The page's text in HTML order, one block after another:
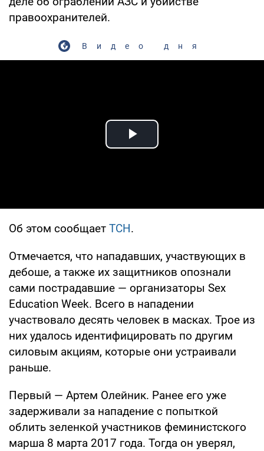
правоохранителей.
Видео дня
Play Video
Об этом сообщает ТСН.
Отмечается, что нападавших, участвующих в
дебоше, а также их защитников опознали
сами пострадавшие — организаторы Sex
Education Week. Всего в нападении
участвовало десять человек в масках. Трое из
них удалось идентифицировать по другим
силовым акциям, которые они устраивали
раньше.
Первый — Артем Олейник. Ранее его уже
задерживали за нападение с попыткой
облить зеленкой участников феминистского
марша 8 марта 2017 года. Тогда он уверял,